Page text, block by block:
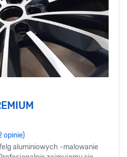
opinie)
aluminiowych -malowanie